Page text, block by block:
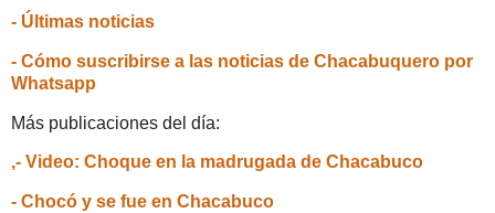
- Últimas noticias
- Cómo suscribirse a las noticias de Chacabuquero por
Whatsapp
Más publicaciones del día:
,- Video: Choque en la madrugada de Chacabuco
- Chocó y se fue en Chacabuco